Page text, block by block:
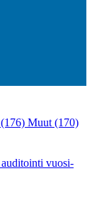
(176) Muut (170)
auditointi vuosi-